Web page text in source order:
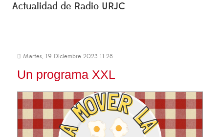
Actualidad de Radio URJC
Martes, 19 Diciembre 2023 11:28
Un programa XXL